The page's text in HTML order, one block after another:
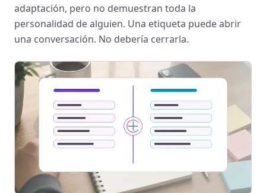
adaptación, pero no demuestran toda la
personalidad de alguien. Una etiqueta puede abrir
una conversación. No debería cerrarla.